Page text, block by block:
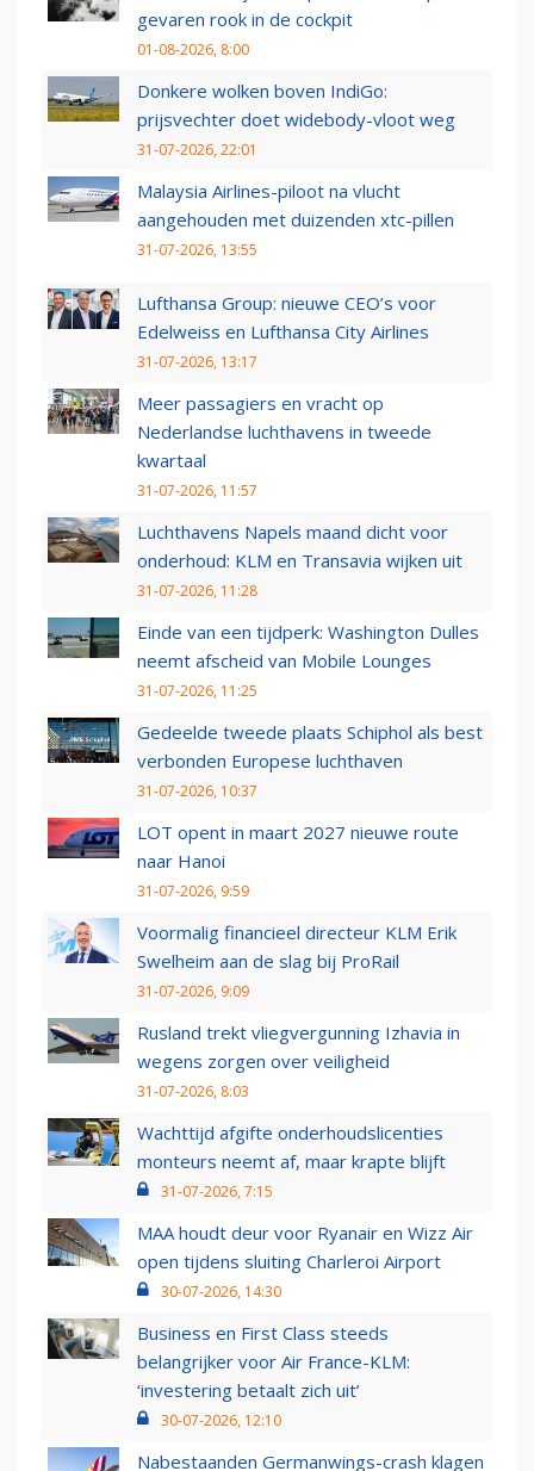
gevaren rook in de cockpit
01-08-2026, 8:00
Donkere wolken boven IndiGo:
prijsvechter doet widebody-vloot weg
31-07-2026, 22:01
Malaysia Airlines-piloot na vlucht
aangehouden met duizenden xtc-pillen
31-07-2026, 13:55
Lufthansa Group: nieuwe CEO’s voor
Edelweiss en Lufthansa City Airlines
31-07-2026, 13:17
Meer passagiers en vracht op
Nederlandse luchthavens in tweede
kwartaal
31-07-2026, 11:57
Luchthavens Napels maand dicht voor
onderhoud: KLM en Transavia wijken uit
31-07-2026, 11:28
Einde van een tijdperk: Washington Dulles
neemt afscheid van Mobile Lounges
31-07-2026, 11:25
Gedeelde tweede plaats Schiphol als best
verbonden Europese luchthaven
31-07-2026, 10:37
LOT opent in maart 2027 nieuwe route
naar Hanoi
31-07-2026, 9:59
Voormalig financieel directeur KLM Erik
Swelheim aan de slag bij ProRail
31-07-2026, 9:09
Rusland trekt vliegvergunning Izhavia in
wegens zorgen over veiligheid
31-07-2026, 8:03
Wachttijd afgifte onderhoudslicenties
monteurs neemt af, maar krapte blijft
31-07-2026, 7:15
MAA houdt deur voor Ryanair en Wizz Air
open tijdens sluiting Charleroi Airport
30-07-2026, 14:30
Business en First Class steeds
belangrijker voor Air France-KLM:
‘investering betaalt zich uit’
30-07-2026, 12:10
Nabestaanden Germanwings-crash klagen